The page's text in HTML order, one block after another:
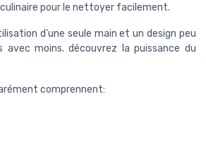
pour le nettoyer facilement.
d'une seule main et un design peu
moins. découvrez la puissance du
comprennent: